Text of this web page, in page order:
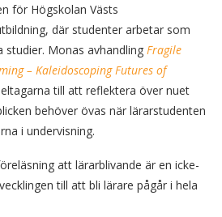
för Högskolan Västs
där studenter arbetar som
studier. Monas avhandling Fragile
– Kaleidoscoping Futures of
till att reflektera över nuet
behöver övas när lärarstudenten
i undervisning.
att lärarblivande är en icke-
till att bli lärare pågår i hela